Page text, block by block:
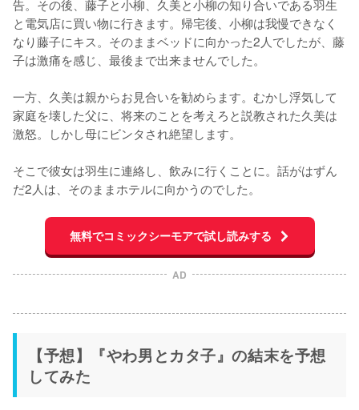
告。その後、藤子と小柳、久美と小柳の知り合いである羽生
と電気店に買い物に行きます。帰宅後、小柳は我慢できなく
なり藤子にキス。そのままベッドに向かった2人でしたが、藤
子は激痛を感じ、最後まで出来ませんでした。
一方、久美は親からお見合いを勧めらます。むかし浮気して
家庭を壊した父に、将来のことを考えろと説教された久美は
激怒。しかし母にビンタされ絶望します。
そこで彼女は羽生に連絡し、飲みに行くことに。話がはずん
だ2人は、そのままホテルに向かうのでした。
無料でコミックシーモアで試し読みする
AD
【予想】『やわ男とカタ子』の結末を予想
してみた